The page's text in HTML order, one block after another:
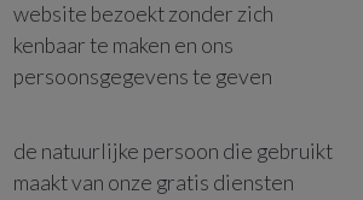
website bezoekt zonder zich
kenbaar te maken en ons
persoonsgegevens te geven
de natuurlijke persoon die gebruikt
maakt van onze gratis diensten